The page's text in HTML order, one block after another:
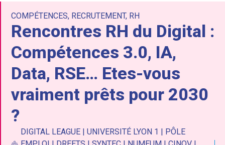
COMPÉTENCES, RECRUTEMENT, RH
Rencontres RH du Digital :
Compétences 3.0, IA,
Data, RSE… Etes-vous
vraiment prêts pour 2030
?
DIGITAL LEAGUE | UNIVERSITÉ LYON 1 | PÔLE